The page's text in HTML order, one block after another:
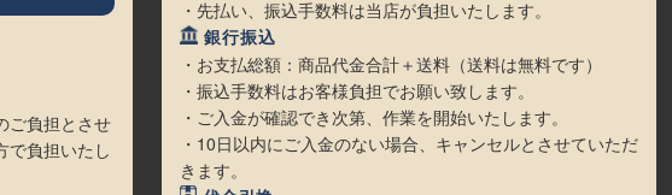
ご負担とさせ
で負担いたし
・先払い、振込手数料は当店が負担いたします。
銀行振込
・お支払総額：商品代金合計＋送料（送料は無料です）
・振込手数料はお客様負担でお願い致します。
・ご入金が確認でき次第、作業を開始いたします。
・10日以内にご入金のない場合、キャンセルとさせていただ
きます。